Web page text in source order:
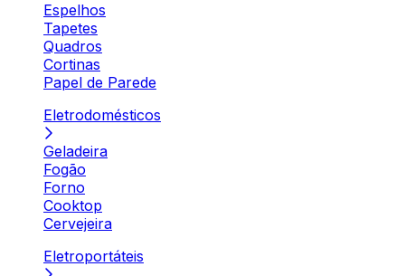
Espelhos
Tapetes
Quadros
Cortinas
Papel de Parede
Eletrodomésticos
Geladeira
Fogão
Forno
Cooktop
Cervejeira
Eletroportáteis